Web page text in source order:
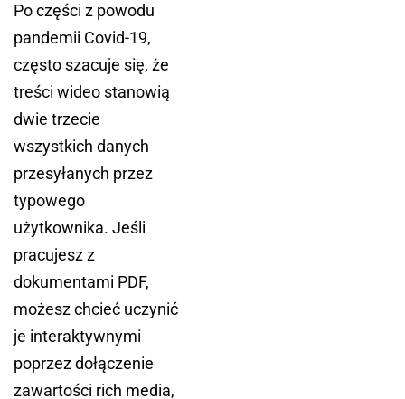
Po części z powodu
pandemii Covid-19,
często szacuje się, że
treści wideo stanowią
dwie trzecie
wszystkich danych
przesyłanych przez
typowego
użytkownika. Jeśli
pracujesz z
dokumentami PDF,
możesz chcieć uczynić
je interaktywnymi
poprzez dołączenie
zawartości rich media,